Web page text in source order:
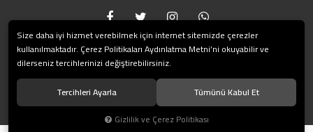
© 2019 HediyeShop.com Tüm hakları saklıdır.
Size daha iyi hizmet verebilmek için internet sitemizde çerezler
kullanılmaktadır. Çerez Politikaları Aydınlatma Metni’ni okuyabilir ve
dilerseniz tercihlerinizi değiştirebilirsiniz.
Tercihleri Ayarla
Tümünü Kabul Et
Gizlilik ve Çerez Politikası